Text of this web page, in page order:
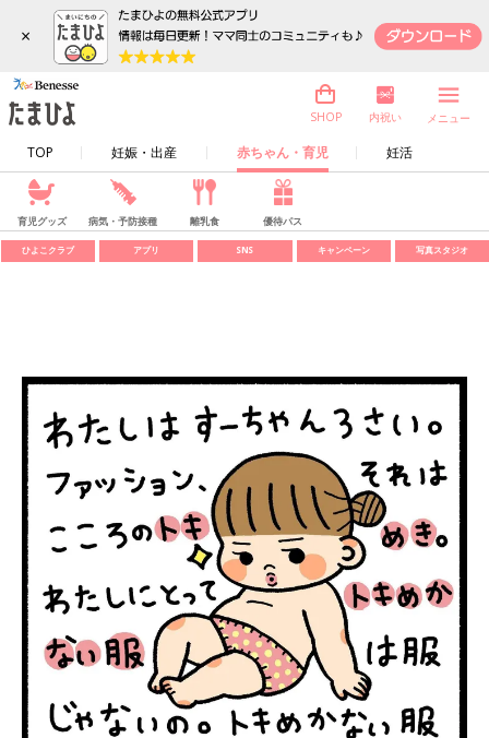
×
TOP 妊娠・出産 赤ちゃん・育児 妊活
SHOP 内祝い メニュー
育児グッズ 病気・予防接種 離乳食 優待パス
ひよこクラブ アプリ SNS キャンペーン 写真スタジオ